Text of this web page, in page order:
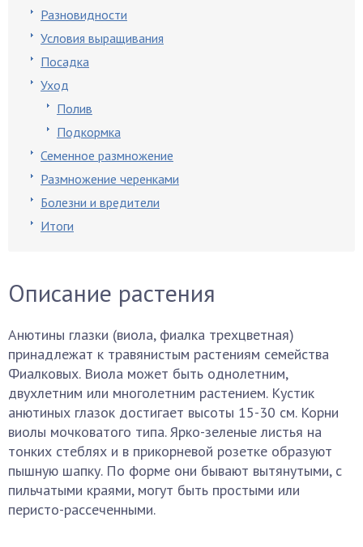
Разновидности
Условия выращивания
Посадка
Уход
Полив
Подкормка
Семенное размножение
Размножение черенками
Болезни и вредители
Итоги
Описание растения
Анютины глазки (виола, фиалка трехцветная)
принадлежат к травянистым растениям семейства
Фиалковых. Виола может быть однолетним,
двухлетним или многолетним растением. Кустик
анютиных глазок достигает высоты 15-30 см. Корни
виолы мочковатого типа. Ярко-зеленые листья на
тонких стеблях и в прикорневой розетке образуют
пышную шапку. По форме они бывают вытянутыми, с
пильчатыми краями, могут быть простыми или
перисто-рассеченными.